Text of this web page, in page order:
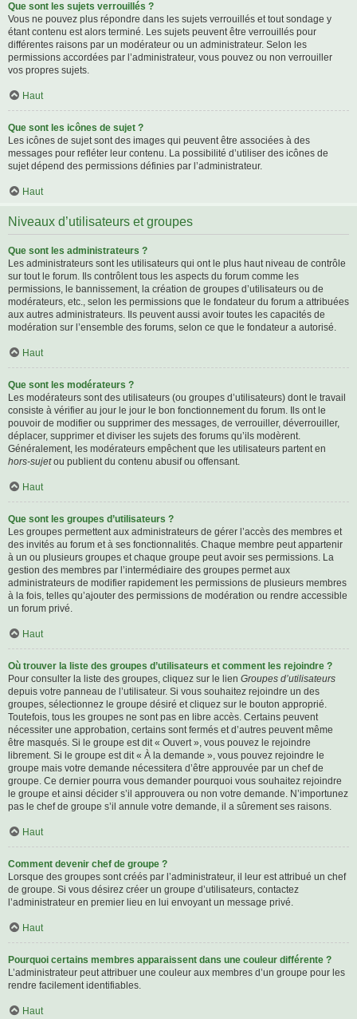
Que sont les sujets verrouillés ?
Vous ne pouvez plus répondre dans les sujets verrouillés et tout sondage y
étant contenu est alors terminé. Les sujets peuvent être verrouillés pour
différentes raisons par un modérateur ou un administrateur. Selon les
permissions accordées par l’administrateur, vous pouvez ou non verrouiller
vos propres sujets.
Haut
Que sont les icônes de sujet ?
Les icônes de sujet sont des images qui peuvent être associées à des
messages pour refléter leur contenu. La possibilité d’utiliser des icônes de
sujet dépend des permissions définies par l’administrateur.
Haut
Niveaux d’utilisateurs et groupes
Que sont les administrateurs ?
Les administrateurs sont les utilisateurs qui ont le plus haut niveau de contrôle
sur tout le forum. Ils contrôlent tous les aspects du forum comme les
permissions, le bannissement, la création de groupes d’utilisateurs ou de
modérateurs, etc., selon les permissions que le fondateur du forum a attribuées
aux autres administrateurs. Ils peuvent aussi avoir toutes les capacités de
modération sur l’ensemble des forums, selon ce que le fondateur a autorisé.
Haut
Que sont les modérateurs ?
Les modérateurs sont des utilisateurs (ou groupes d’utilisateurs) dont le travail
consiste à vérifier au jour le jour le bon fonctionnement du forum. Ils ont le
pouvoir de modifier ou supprimer des messages, de verrouiller, déverrouiller,
déplacer, supprimer et diviser les sujets des forums qu’ils modèrent.
Généralement, les modérateurs empêchent que les utilisateurs partent en
hors-sujetou publient du contenu abusif ou offensant.
Haut
Que sont les groupes d’utilisateurs ?
Les groupes permettent aux administrateurs de gérer l’accès des membres et
des invités au forum et à ses fonctionnalités. Chaque membre peut appartenir
à un ou plusieurs groupes et chaque groupe peut avoir ses permissions. La
gestion des membres par l’intermédiaire des groupes permet aux
administrateurs de modifier rapidement les permissions de plusieurs membres
à la fois, telles qu’ajouter des permissions de modération ou rendre accessible
un forum privé.
Haut
Où trouver la liste des groupes d’utilisateurs et comment les rejoindre ?
Pour consulter la liste des groupes, cliquez sur le lien Groupes d’utilisateurs
depuis votre panneau de l’utilisateur. Si vous souhaitez rejoindre un des
groupes, sélectionnez le groupe désiré et cliquez sur le bouton approprié.
Toutefois, tous les groupes ne sont pas en libre accès. Certains peuvent
nécessiter une approbation, certains sont fermés et d’autres peuvent même
être masqués. Si le groupe est dit « Ouvert », vous pouvez le rejoindre
librement. Si le groupe est dit « À la demande », vous pouvez rejoindre le
groupe mais votre demande nécessitera d’être approuvée par un chef de
groupe. Ce dernier pourra vous demander pourquoi vous souhaitez rejoindre
le groupe et ainsi décider s’il approuvera ou non votre demande. N’importunez
pas le chef de groupe s’il annule votre demande, il a sûrement ses raisons.
Haut
Comment devenir chef de groupe ?
Lorsque des groupes sont créés par l’administrateur, il leur est attribué un chef
de groupe. Si vous désirez créer un groupe d’utilisateurs, contactez
l’administrateur en premier lieu en lui envoyant un message privé.
Haut
Pourquoi certains membres apparaissent dans une couleur différente ?
L’administrateur peut attribuer une couleur aux membres d’un groupe pour les
rendre facilement identifiables.
Haut